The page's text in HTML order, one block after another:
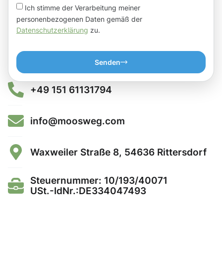
Ich stimme der Verarbeitung meiner
personenbezogenen Daten gemäß der
Datenschutzerklärung zu.
Senden
+49 151 61131794
info@moosweg.com
Waxweiler Straße 8, 54636 Rittersdorf
Steuernummer: 10/193/40071
USt.-IdNr.:DE334047493